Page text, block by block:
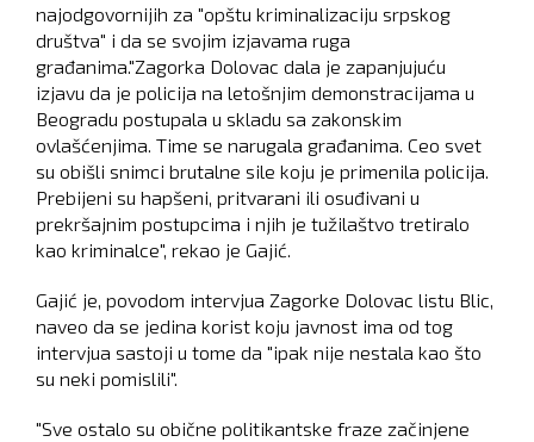
najodgovornijih za "opštu kriminalizaciju srpskog
društva" i da se svojim izjavama ruga
građanima."Zagorka Dolovac dala je zapanjujuću
izjavu da je policija na letošnjim demonstracijama u
Beogradu postupala u skladu sa zakonskim
ovlašćenjima. Time se narugala građanima. Ceo svet
su obišli snimci brutalne sile koju je primenila policija.
Prebijeni su hapšeni, pritvarani ili osuđivani u
prekršajnim postupcima i njih je tužilaštvo tretiralo
kao kriminalce", rekao je Gajić.
Gajić je, povodom intervjua Zagorke Dolovac listu Blic,
naveo da se jedina korist koju javnost ima od tog
intervjua sastoji u tome da "ipak nije nestala kao što
su neki pomislili".
"Sve ostalo su obične politikantske fraze začinjene